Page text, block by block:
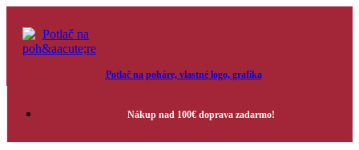
Potlač na poháre, vlastné logo, grafika
Nákup nad 100€ doprava zadarmo!